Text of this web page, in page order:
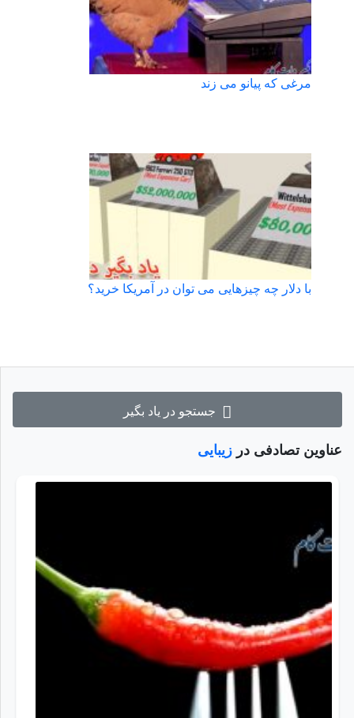
جستجو در یاد بگیر
عناوین تصادفی در زیبایی
مرغی که پیانو می زند
با دلار چه چیزهایی می توان در آمریکا خرید؟